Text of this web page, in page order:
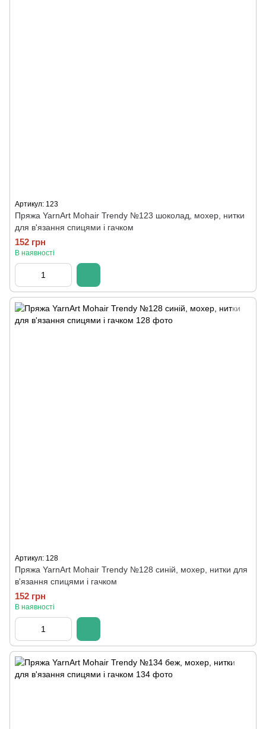
Артикул: 123
Пряжа YarnArt Mohair Trendy №123 шоколад, мохер, нитки
для в'язання спицями і гачком
152 грн
В наявності
Артикул: 128
Пряжа YarnArt Mohair Trendy №128 синій, мохер, нитки для
в'язання спицями і гачком
152 грн
В наявності